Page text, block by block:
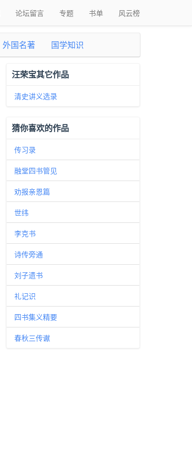
论坛留言 专题 书单 风云榜
外国名著 国学知识
汪荣宝其它作品
清史讲义选录
猜你喜欢的作品
传习录
融堂四书管见
劝报亲恩篇
世纬
李克书
诗传旁通
刘子遗书
礼记识
四书集义精要
春秋三传谳